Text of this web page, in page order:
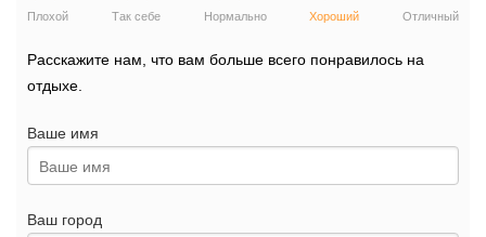
Плохой Так себе Нормально Хороший Отличный
Расскажите нам, что вам больше всего понравилось на
отдыхе.
Ваше имя
Ваш город